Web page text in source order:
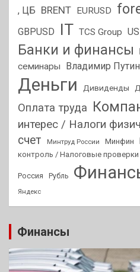
, ЦБ BRENT EURUSD
GBPUSD IT TCS Group
Банки и финансы
семинары
Владимир Путин
Деньги Дивиденды
Оплата труда
интерес / Налоги
счет
Минтруд России Минфин
контроль / Налоговые проверки
Россия Рубль
Яндекс
Финансы